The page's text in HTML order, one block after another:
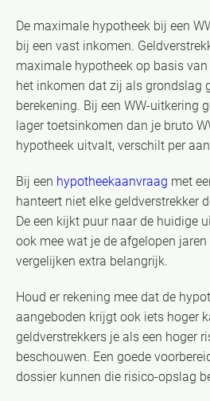
De maximale hypotheek bij een
bij een vast inkomen.
maximale hypotheek op basis
het inkomen dat zij als grondslag
berekening. Bij een WW-uitkering
lager toetsinkomen dan je bruto
hypotheek uitvalt, verschilt per
Bij een hypotheekaanvraag met
hanteert niet elke geldverstrekker
De een kijkt puur naar de huidige
ook mee wat je de afgelopen
vergelijken extra belangrijk.
Houd er rekening mee dat de
aangeboden krijgt ook iets hoger
geldverstrekkers je als een hoger
beschouwen. Een goede
dossier kunnen die risico-opslag